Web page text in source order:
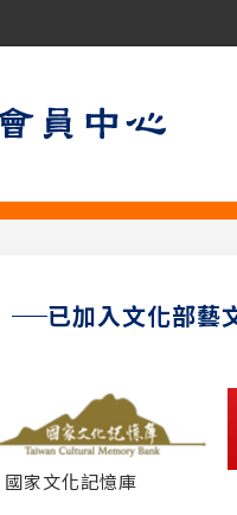
已加入文化部藝
國家文化記憶庫